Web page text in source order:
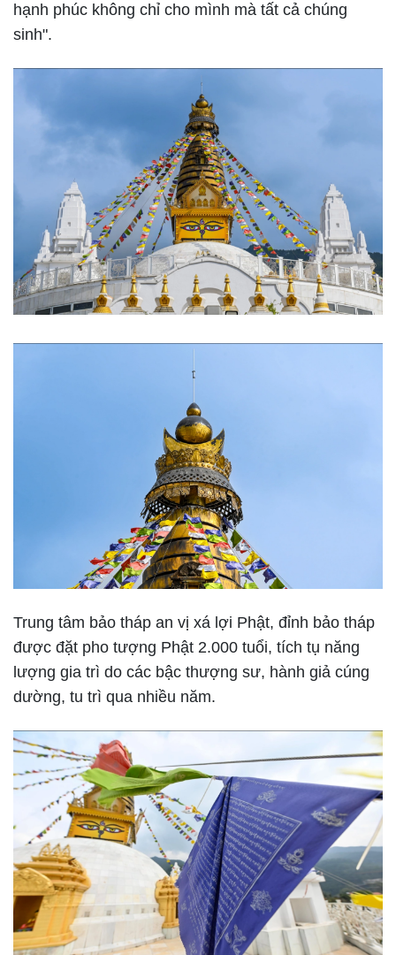
hạnh phúc không chỉ cho mình mà tất cả chúng
sinh".
Trung tâm bảo tháp an vị xá lợi Phật, đỉnh bảo tháp
được đặt pho tượng Phật 2.000 tuổi, tích tụ năng
lượng gia trì do các bậc thượng sư, hành giả cúng
dường, tu trì qua nhiều năm.